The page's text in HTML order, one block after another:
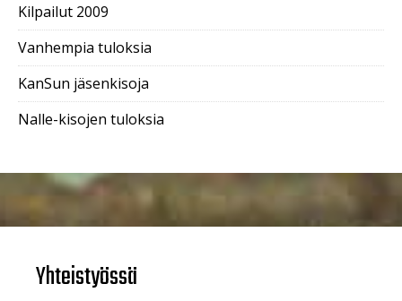
Kilpailut 2009
Vanhempia tuloksia
KanSun jäsenkisoja
Nalle-kisojen tuloksia
Yhteistyössä